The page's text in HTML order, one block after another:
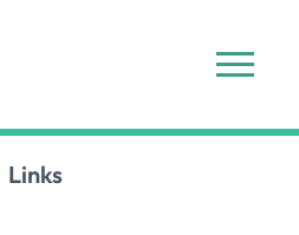
Links